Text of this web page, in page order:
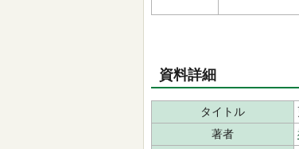
資料詳細
タイトル
著者